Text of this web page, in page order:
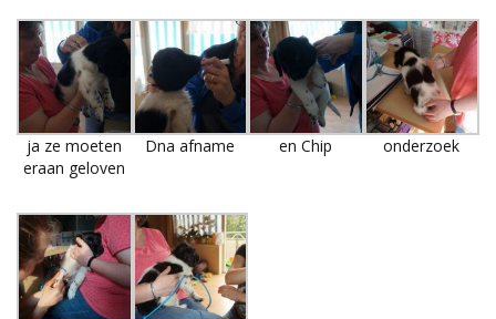
ja ze moeten
eraan geloven
Dna afname en Chip onderzoek